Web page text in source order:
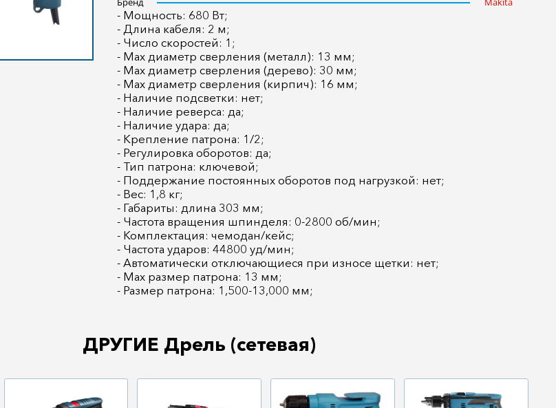
- Мощность: 680 Вт;
- Длина кабеля: 2 м;
- Число скоростей: 1;
- Max диаметр сверления (металл): 13 мм;
- Мах диаметр сверления (дерево): 30 мм;
- Мах диаметр сверления (кирпич): 16 мм;
- Наличие подсветки: нет;
- Наличие реверса: да;
- Наличие удара: да;
- Крепление патрона: 1/2;
- Регулировка оборотов: да;
- Тип патрона: ключевой;
- Поддержание постоянных оборотов под нагрузкой: нет;
- Вес: 1,8 кг;
- Габариты: длина 303 мм;
- Частота вращения шпинделя: 0-2800 об/мин;
- Комплектация: чемодан/кейс;
- Частота ударов: 44800 уд/мин;
- Автоматически отключающиеся при износе щетки: нет;
- Max размер патрона: 13 мм;
- Размер патрона: 1,500-13,000 мм;
ДРУГИЕ Дрель (сетевая)